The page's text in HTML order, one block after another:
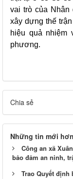
vai trò của Nhân
xây dựng thế
hiệu quả nhiệm
phương.
Chia sẻ
Những tin mới hơn
Công an xã
bảo đảm an ninh,
Trao Quyết định